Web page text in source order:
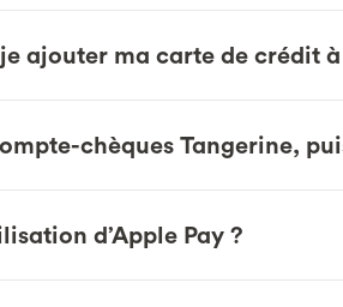
ajouter ma carte de crédit à
chèques Tangerine,
d’Apple Pay ?